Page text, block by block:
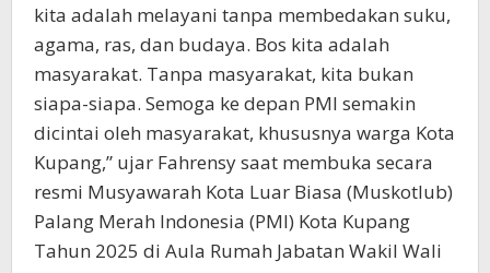
kita adalah melayani tanpa membedakan suku,
agama, ras, dan budaya. Bos kita adalah
masyarakat. Tanpa masyarakat, kita bukan
siapa-siapa. Semoga ke depan PMI semakin
dicintai oleh masyarakat, khususnya warga Kota
Kupang,” ujar Fahrensy saat membuka secara
resmi Musyawarah Kota Luar Biasa (Muskotlub)
Palang Merah Indonesia (PMI) Kota Kupang
Tahun 2025 di Aula Rumah Jabatan Wakil Wali